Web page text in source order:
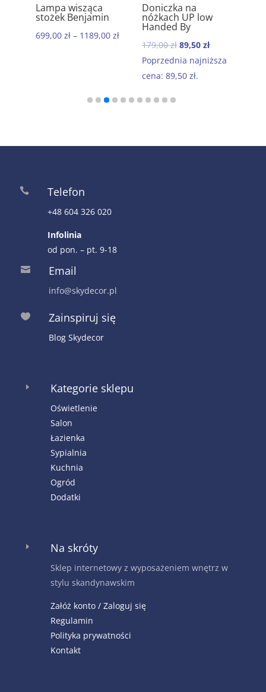
5.00
Lampa wisząca
stożek Benjamin
699,00 zł– 1189,00 zł
5.00
Doniczka na
nóżkach UP low
Handed By
179,00zł Pierwotna
cena
wynosiła:
89,50 złAktualna
cena
Poprzednia najniższa
cena: 89,50 zł.
 Telefon
+48 604 326 020
Infolinia
od pon. – pt. 9-18
 Email
info@skydecor.pl
 Zainspiruj się
Blog Skydecor
E Kategorie sklepu
Oświetlenie
Salon
Łazienka
Sypialnia
Kuchnia
Ogród
Dodatki
E Na skróty
Sklep internetowy z wyposażeniem wnętrz w
stylu skandynawskim
Załóż konto / Zaloguj się
Regulamin
Polityka prywatności
Kontakt